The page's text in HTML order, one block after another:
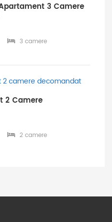
3 Camere
3 camere
2 Camere
2 camere